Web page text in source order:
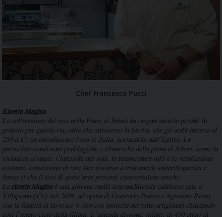
Chef Francesco Pucci
Riseria Magisa
La coltivazione del riso nella Piana di Sibari ha origini antiche perché fu
proprio per questa via, oltre che attraverso la Sicilia, che gli arabi intorno al
250 d.C. ne introdussero l'uso in Italia, portandola dall’Egitto. Le
particolari condizioni pedologiche e climatiche della piana di Sibari, come la
vicinanza al mare, l’intensità del sole, le temperature miti e la ventilazione
costante, consentono di non fare riscorso a trattamenti anticrittogamici e
fanno sì che il riso di quest’area presenti caratteristiche uniche.
Lariseria Magisaè una giovane realtà imprenditoriale calabrese nata a
Villapiana (Cs) nel 2004, ad opera di Giancarlo Praino e Agostino Rizzo,
con la finalità di lavorare il riso con tecniche del tutto artigianali chiudendo